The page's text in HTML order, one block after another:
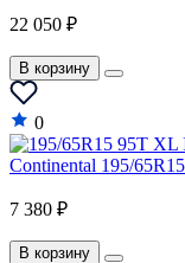
22 050 ₽
В корзину
0
Continental 195/
7 380 ₽
В корзину